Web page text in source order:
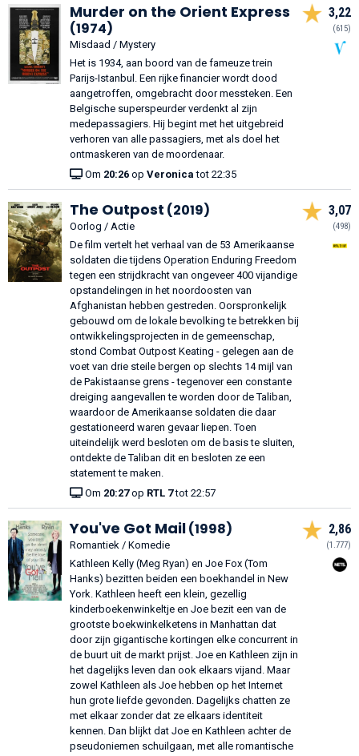
Murder on the Orient Express
(1974)
Misdaad / Mystery
Het is 1934, aan boord van de fameuze trein
Parijs-Istanbul. Een rijke financier wordt dood
aangetroffen, omgebracht door messteken. Een
Belgische superspeurder verdenkt al zijn
medepassagiers. Hij begint met het uitgebreid
verhoren van alle passagiers, met als doel het
ontmaskeren van de moordenaar.
Om 20:26 op Veronica tot 22:35
3,22
(615)
The Outpost (2019)
Oorlog / Actie
De film vertelt het verhaal van de 53 Amerikaanse
soldaten die tijdens Operation Enduring Freedom
tegen een strijdkracht van ongeveer 400 vijandige
opstandelingen in het noordoosten van
Afghanistan hebben gestreden. Oorspronkelijk
gebouwd om de lokale bevolking te betrekken bij
ontwikkelingsprojecten in de gemeenschap,
stond Combat Outpost Keating - gelegen aan de
voet van drie steile bergen op slechts 14 mijl van
de Pakistaanse grens - tegenover een constante
dreiging aangevallen te worden door de Taliban,
waardoor de Amerikaanse soldaten die daar
gestationeerd waren gevaar liepen. Toen
uiteindelijk werd besloten om de basis te sluiten,
ontdekte de Taliban dit en besloten ze een
statement te maken.
Om 20:27op RTL 7tot 22:57
3,07
(498)
You've Got Mail(1998)
Romantiek / Komedie
Kathleen Kelly (Meg Ryan) en Joe Fox (Tom
Hanks) bezitten beiden een boekhandel in New
York. Kathleen heeft een klein, gezellig
kinderboekenwinkeltje en Joe bezit een van de
grootste boekwinkelketens in Manhattan dat
door zijn gigantische kortingen elke concurrent in
de buurt uit de markt prijst. Joe en Kathleen zijn in
het dagelijks leven dan ook elkaars vijand. Maar
zowel Kathleen als Joe hebben op het Internet
hun grote liefde gevonden. Dagelijks chatten ze
met elkaar zonder dat ze elkaars identiteit
kennen. Dan blijkt dat Joe en Kathleen achter de
pseudoniemen schuilgaan, met alle romantische
2,86
(1.777)